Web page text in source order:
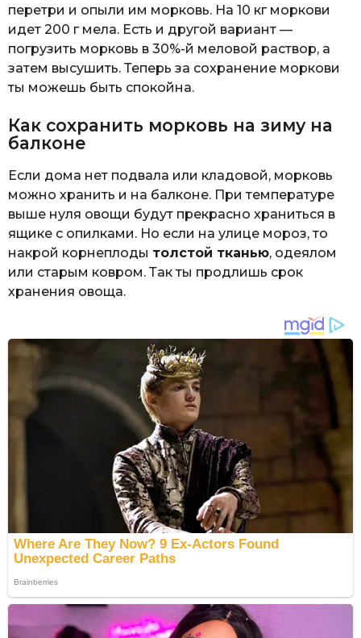
перетри и опыли им морковь. На 10 кг моркови
идет 200 г мела. Есть и другой вариант —
погрузить морковь в 30%-й меловой раствор, а
затем высушить. Теперь за сохранение моркови
ты можешь быть спокойна.
Как сохранить морковь на зиму на
балконе
Если дома нет подвала или кладовой, морковь
можно хранить и на балконе. При температуре
выше нуля овощи будут прекрасно храниться в
ящике с опилками. Но если на улице мороз, то
накрой корнеплоды толстой тканью, одеялом
или старым ковром. Так ты продлишь срок
хранения овоща.